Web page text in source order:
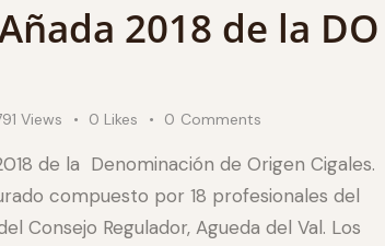
2018 de la DO
Views 0 Likes 0 Comments
de la Denominación de Origen Cigales.
compuesto por 18 profesionales del
Consejo Regulador, Agueda del Val. Los